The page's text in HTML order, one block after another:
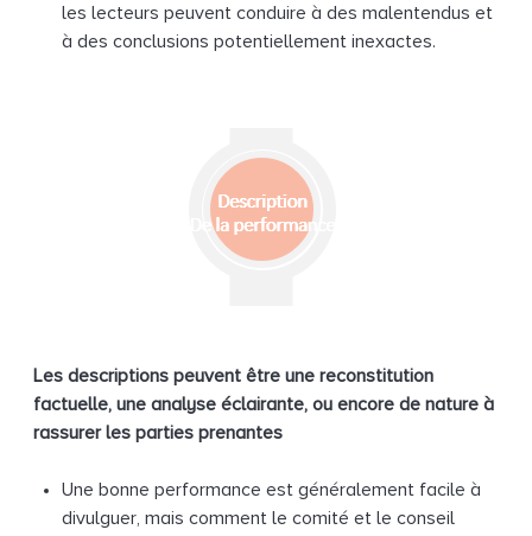
les lecteurs peuvent conduire à des malentendus et
à des conclusions potentiellement inexactes.
Les descriptions peuvent être une reconstitution
factuelle, une analyse éclairante, ou encore de nature à
rassurer les parties prenantes
Une bonne performance est généralement facile à
divulguer, mais comment le comité et le conseil